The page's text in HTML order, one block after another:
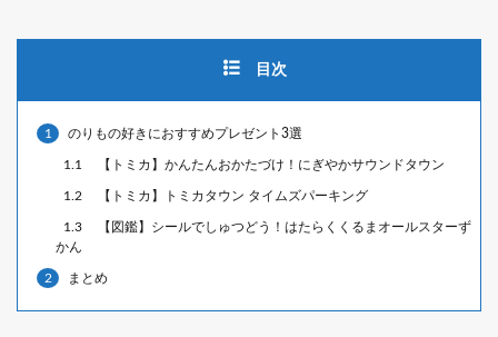
目次
1 のりもの好きにおすすめプレゼント3選
1.1 【トミカ】かんたんおかたづけ！にぎやかサウンドタウン
1.2 【トミカ】トミカタウン タイムズパーキング
1.3
【図鑑】シールでしゅつどう！はたらくくるまオールスターず
かん
2 まとめ